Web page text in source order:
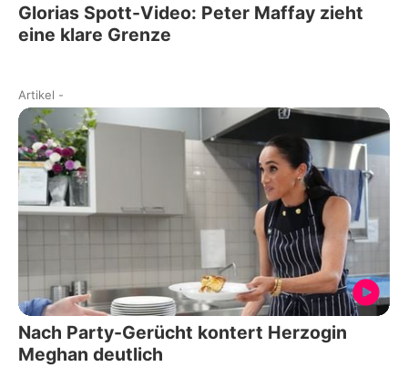
Glorias Spott-Video: Peter Maffay zieht
eine klare Grenze
Artikel -
Nach Party-Gerücht kontert Herzogin
Meghan deutlich